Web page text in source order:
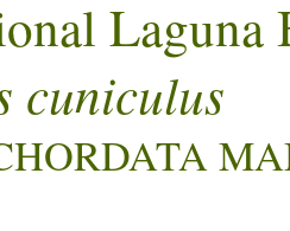
Laguna
cuniculus